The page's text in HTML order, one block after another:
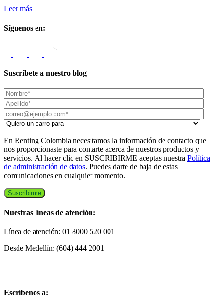
Leer más
Síguenos en:
Suscríbete a nuestro blog
En Renting Colombia necesitamos la información de contacto que
nos proporcionaste para contarte acerca de nuestros productos y
servicios. Al hacer clic en SUSCRIBIRME aceptas nuestra Política
de administración de datos. Puedes darte de baja de estas
comunicaciones en cualquier momento.
Nuestras líneas de atención:
Línea de atención: 01 8000 520 001
Desde Medellín: (604) 444 2001
Escríbenos a: